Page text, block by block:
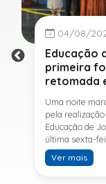
04/08/
Educação
primeira
retomada
Uma noite
pela
Educação de
última sexta-
cerimônia
alunos e
Ver mais